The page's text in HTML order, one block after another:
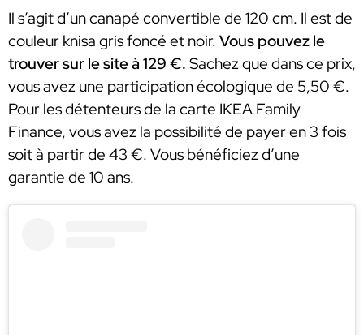
Il s’agit d’un canapé convertible de 120 cm. Il est de
couleur knisa gris foncé et noir. Vous pouvez le
trouver sur le site à 129 €. Sachez que dans ce prix,
vous avez une participation écologique de 5,50 €.
Pour les détenteurs de la carte IKEA Family
Finance, vous avez la possibilité de payer en 3 fois
soit à partir de 43 €. Vous bénéficiez d’une
garantie de 10 ans.